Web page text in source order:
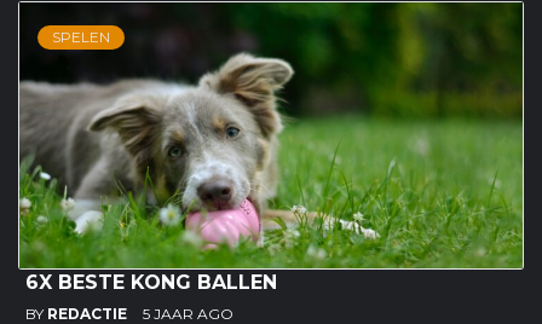
SPELEN
6X BESTE KONG BALLEN
BY REDACTIE 5 JAAR AGO